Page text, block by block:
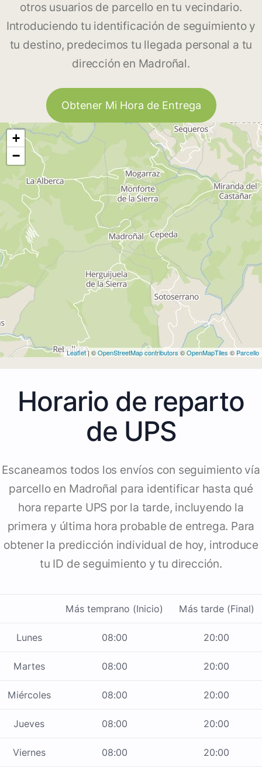
otros usuarios de parcello en tu vecindario.
Introduciendo tu identificación de seguimiento y
tu destino, predecimos tu llegada personal a tu
dirección en Madroñal.
Obtener Mi Hora de Entrega
+
−
Leaflet| ©OpenStreetMap contributors ©OpenMapTiles © Parcello
Horario de reparto
de UPS
Escaneamos todos los envíos con seguimiento vía
parcello en Madroñal para identificar hasta qué
hora reparte UPS por la tarde, incluyendo la
primera y última hora probable de entrega. Para
obtener la predicción individual de hoy, introduce
tu ID de seguimiento y tu dirección.
Más temprano (Inicio) Más tarde (Final)
Lunes 08:00 20:00
Martes 08:00 20:00
Miércoles 08:00 20:00
Jueves 08:00 20:00
Viernes 08:00 20:00